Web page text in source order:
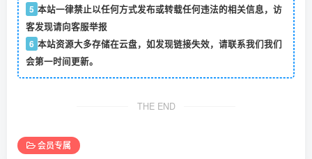
5 本站一律禁止以任何方式发布或转载任何违法的相关信息，访
客发现请向客服举报
6 本站资源大多存储在云盘，如发现链接失效，请联系我们我们
会第一时间更新。
THE END
会员专属